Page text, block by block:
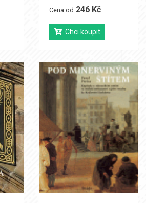
Cena od 246 Kč
Chci koupit